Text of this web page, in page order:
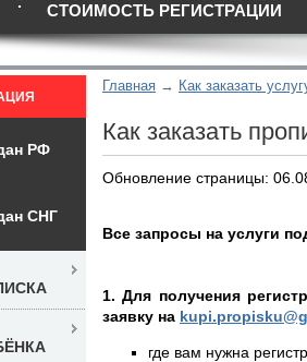
СТОИМОСТЬ РЕГИСТРАЦИИ
Главная Как заказать
Как заказать
Обновление страницы:
Все запросы на услуги
1. Для получения
заявку на
где вам нужна
РФ
СНГ